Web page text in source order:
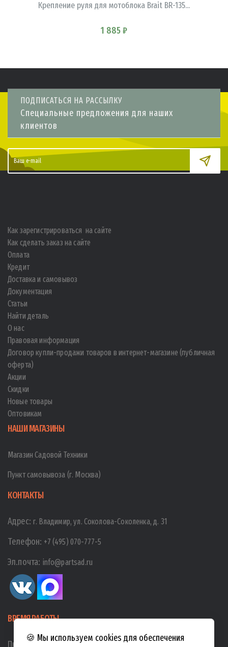
Крепление руля для мотоблока Brait BR-135...
1 885 ₽
ПОДПИСАТЬСЯ НА РАССЫЛКУ
Специальные предложения для наших
клиентов
Как зарегистрироваться на сайте
Как сделать заказ на сайте
Оплата
Кредит
Доставка и самовывоз
Документация
Статьи
Найти деталь
О нас
Правовая информация
Договор купли-продажи товаров в интернет-магазине (публичная
оферта)
Акции
Скидки
Новые товары
Оптовикам
НАШИ МАГАЗИНЫ
Магазин Садовой Техники
Пункт самовывоза (г. Москва)
КОНТАКТЫ
Адрес:г. Владимир, ул. Соколова-Соколенка, д. 31
Телефон: +7 (495) 070-777-5
Эл.почта: info@partsad.ru
ВРЕМЯ РАБОТЫ
Пн-Пт: 10:00-19:00
🍪 Мы используем cookies для обеспечения